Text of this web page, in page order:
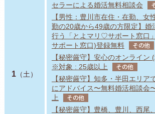
1 （土）
セラーによる婚活無料相談会
【男性：豊川市在住・在勤、女
勤の20歳から49歳の方限定】婚
行う「とよマリ♡サポート窓口
サポート窓口)登録無料
その他
【秘密厳守】安心のオンライ
※対象 : 25歳以上
その他
【秘密厳守】知多・半田エリア
にアドバイス〜無料婚活相談
上
その他
【秘密厳守】豊橋、豊川、西尾